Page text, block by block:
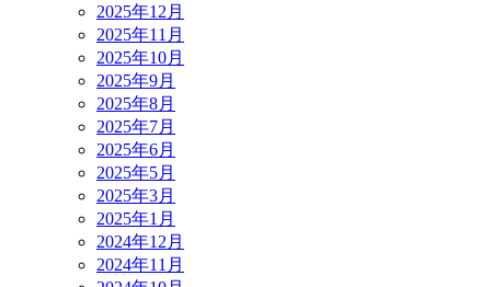
2025年12月
2025年11月
2025年10月
2025年9月
2025年8月
2025年7月
2025年6月
2025年5月
2025年3月
2025年1月
2024年12月
2024年11月